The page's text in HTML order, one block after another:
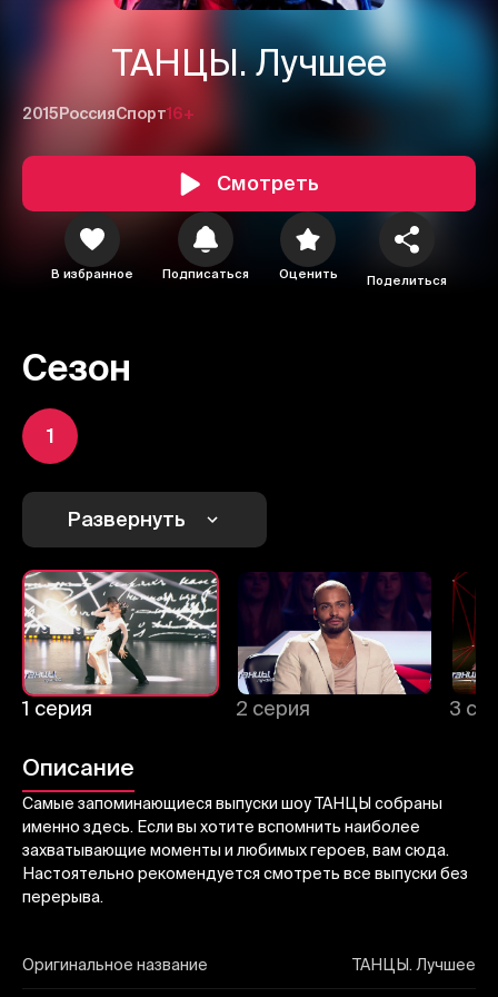
ТАНЦЫ. Лучшее
2015 РоссияСпорт16+
Смотреть
В избранное Подписаться Оценить Поделиться
Сезон
1
Развернуть
1 серия 2 серия 3
Описание
Самые запоминающиеся выпуски шоу ТАНЦЫ собраны
именно здесь. Если вы хотите вспомнить наиболее
захватывающие моменты и любимых героев, вам сюда.
Настоятельно рекомендуется смотреть все выпуски без
перерыва.
Оригинальное название ТАНЦЫ. Лучшее
Отправить
Отменить Авторизоваться